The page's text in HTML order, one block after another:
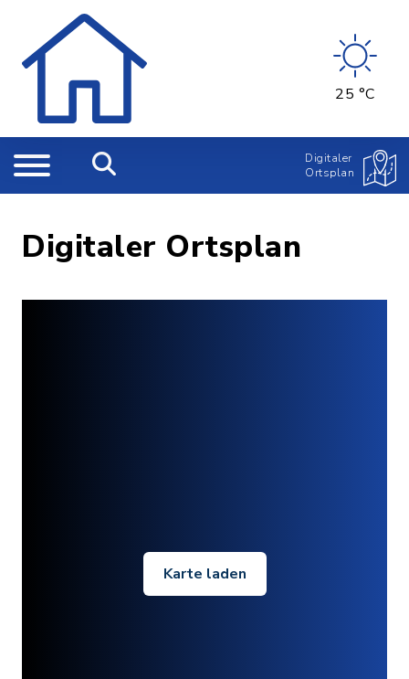
25 °C
Digitaler
Ortsplan
Digitaler Ortsplan
Karte laden